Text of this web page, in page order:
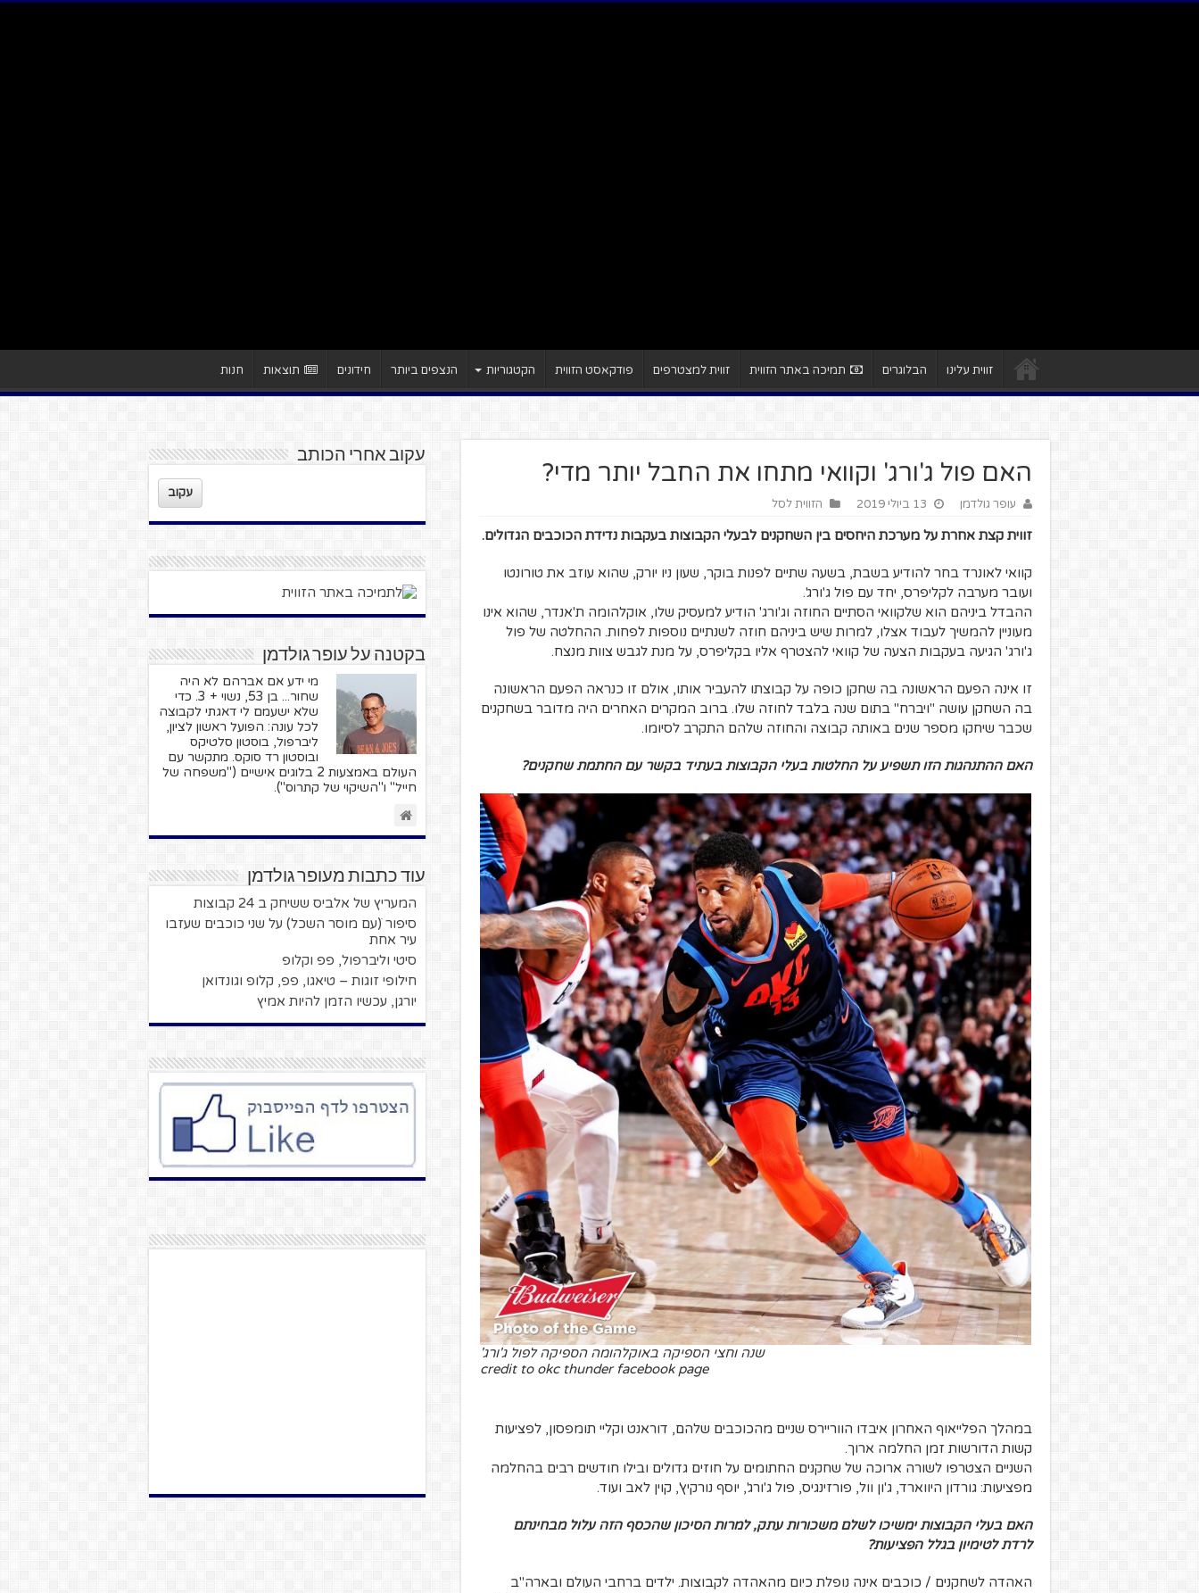
זווית עלינו הבלוגרים תמיכה באתר הזווית זווית למצטרפים פודקאסט הזווית הקטגוריות הנצפים ביותר חידונים תוצאות חנות
האם פול ג'ורג' וקוואי מתחו את החבל יותר מדי?
עופר גולדמן 13 ביולי 2019 הזווית לסל
זווית קצת אחרת על מערכת היחסים בין השחקנים לבעלי הקבוצות בעקבות נדידת הכוכבים הגדולים.
קוואי לאונרד בחר להודיע בשבת, בשעה שתיים לפנות בוקר, שעון ניו יורק, שהוא עוזב את טורונטו
ועובר מערבה לקליפרס, יחד עם פול ג'ורג'.
ההבדל ביניהם הוא שלקוואי הסתיים החוזה וג'ורג' הודיע למעסיק שלו, אוקלהומה ת'אנדר, שהוא אינו
מעוניין להמשיך לעבוד אצלו, למרות שיש ביניהם חוזה לשנתיים נוספות לפחות. ההחלטה של פול
ג'ורג' הגיעה בעקבות הצעה של קוואי להצטרף אליו בקליפרס, על מנת לגבש צוות מנצח.
זו אינה הפעם הראשונה בה שחקן כופה על קבוצתו להעביר אותו, אולם זו כנראה הפעם הראשונה
בה השחקן עושה "ויברח" בתום שנה בלבד לחוזה שלו. ברוב המקרים האחרים היה מדובר בשחקנים
שכבר שיחקו מספר שנים באותה קבוצה והחוזה שלהם התקרב לסיומו.
האם ההתנהגות הזו תשפיע על החלטות בעלי הקבוצות בעתיד בקשר עם החתמת שחקנים?
שנה וחצי הספיקה באוקלהומה הספיקה לפול ג'ורג'
credit to okc thunder facebook page
במהלך הפלייאוף האחרון איבדו הווריירס שניים מהכוכבים שלהם, דוראנט וקליי תומפסון, לפציעות
קשות הדורשות זמן החלמה ארוך.
השניים הצטרפו לשורה ארוכה של שחקנים החתומים על חוזים גדולים ובילו חודשים רבים בהחלמה
מפציעות: גורדון היווארד, ג'ון וול, פורזינגיס, פול ג'ורג', יוסף נורקיץ', קוין לאב ועוד.
האם בעלי הקבוצות ימשיכו לשלם משכורות עתק, למרות הסיכון שהכסף הזה עלול מבחינתם
לרדת לטימיון בגלל הפציעות?
האהדה לשחקנים / כוכבים אינה נופלת כיום מהאהדה לקבוצות. ילדים ברחבי העולם ובארה"ב
עקוב אחרי הכותב
עקוב
בקטנה על עופר גולדמן
מי ידע אם אברהם לא היה
שחור... בן 53, נשוי + 3. כדי
שלא ישעמם לי דאגתי לקבוצה
לכל עונה: הפועל ראשון לציון,
ליברפול, בוסטון סלטיקס
ובוסטון רד סוקס. מתקשר עם
העולם באמצעות 2 בלוגים אישיים ("משפחה של
חייל" ו"השיקוי של קתרוס").
עוד כתבות מעופר גולדמן
המעריץ של אלביס ששיחק ב 24 קבוצות
סיפור ׁ(עם מוסר השכל) על שני כוכבים שעזבו
עיר אחת
סיטי וליברפול, פפ וקלופ
חילופי זוגות – טיאגו, פפ, קלופ וגונדואן
יורגן, עכשיו הזמן להיות אמיץ